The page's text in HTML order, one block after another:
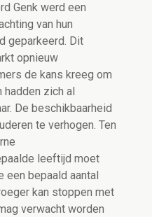
Genk werd een
van hun
geparkeerd. Dit
opnieuw
de kans kreeg om
zich al
De beschikbaarheid
te verhogen. Ten
leeftijd moet
bepaald aantal
kan stoppen met
verwacht worden